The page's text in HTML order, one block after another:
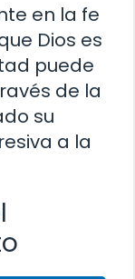
en la fe
Dios es
puede
de la
su
a la